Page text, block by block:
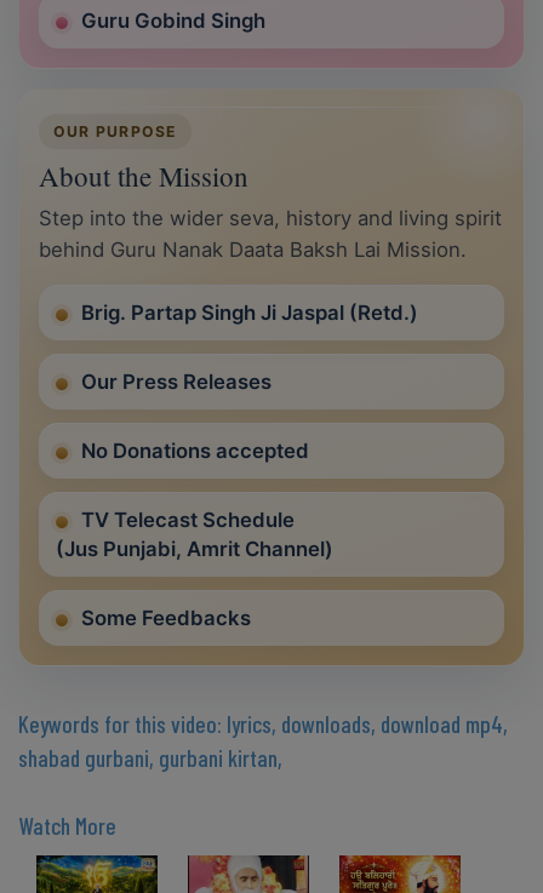
Guru Gobind Singh
OUR PURPOSE
About the Mission
Step into the wider seva, history and living spirit
behind Guru Nanak Daata Baksh Lai Mission.
Brig. Partap Singh Ji Jaspal (Retd.)
Our Press Releases
No Donations accepted
TV Telecast Schedule
(Jus Punjabi, Amrit Channel)
Some Feedbacks
Keywords for this video: lyrics, downloads, download mp4,
shabad gurbani, gurbani kirtan,
Watch More